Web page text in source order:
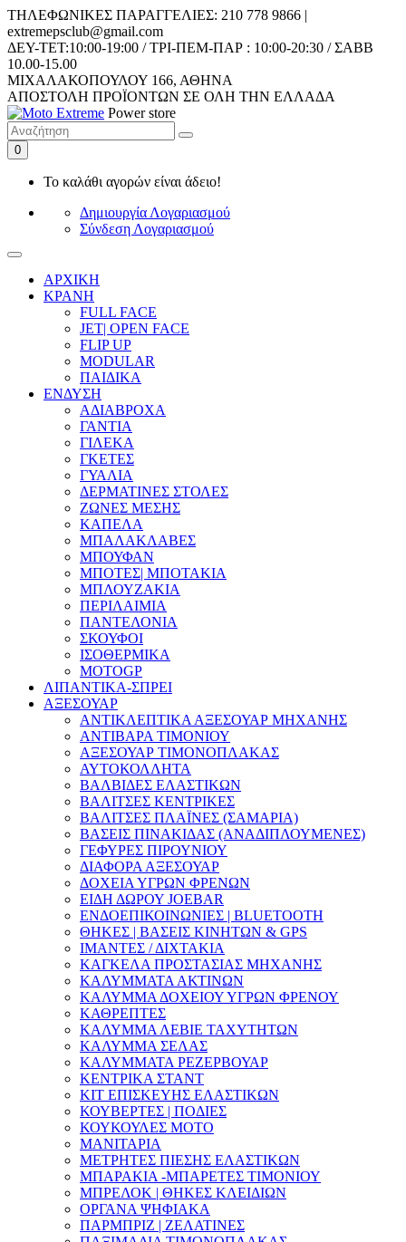
ΤΗΛΕΦΩΝΙΚΕΣ ΠΑΡΑΓΓΕΛΙΕΣ: 210 778 9866 |
extremepsclub@gmail.com
ΔEY-ΤET:10:00-19:00 / ΤΡΙ-ΠΕΜ-ΠΑΡ : 10:00-20:30 / ΣΑΒΒ
10.00-15.00
ΜΙΧΑΛΑΚΟΠΟΥΛΟΥ 166, ΑΘΗΝΑ
AΠΟΣΤΟΛΗ ΠΡΟΪΟΝΤΩΝ ΣΕ ΟΛΗ ΤΗΝ ΕΛΛΑΔΑ
Power store
0
Το καλάθι αγορών είναι άδειο!
Δημιουργία Λογαριασμού
Σύνδεση Λογαριασμού
ΑΡΧΙΚΗ
ΚΡΑΝΗ
FULL FACE
JET| OPEN FACE
FLIP UP
MODULAR
ΠΑΙΔΙΚΑ
ΕΝΔΥΣΗ
ΑΔΙΑΒΡΟΧΑ
ΓΑΝΤΙΑ
ΓΙΛΕΚΑ
ΓΚΕΤΕΣ
ΓΥΑΛΙΑ
ΔΕΡΜΑΤΙΝΕΣ ΣΤΟΛΕΣ
ΖΩΝΕΣ ΜΕΣΗΣ
ΚΑΠΕΛΑ
ΜΠΑΛΑΚΛΑΒΕΣ
ΜΠΟΥΦΑΝ
ΜΠΟΤΕΣ| ΜΠΟΤΑΚΙΑ
ΜΠΛΟΥΖΑΚΙΑ
ΠΕΡΙΛΑΙΜΙΑ
ΠΑΝΤΕΛΟΝΙΑ
ΣΚΟΥΦΟΙ
ΙΣΟΘΕΡΜΙΚΑ
MOTOGP
ΛΙΠΑΝΤΙΚΑ-ΣΠΡΕΙ
ΑΞΕΣΟΥΑΡ
ΑΝΤΙΚΛΕΠΤΙΚΑ ΑΞΕΣΟΥΑΡ ΜΗΧΑΝΗΣ
ΑΝΤΙΒΑΡΑ ΤΙΜΟΝΙΟΥ
ΑΞΕΣΟΥΑΡ ΤΙΜΟΝΟΠΛΑΚΑΣ
ΑΥΤΟΚΟΛΛΗΤΑ
ΒΑΛΒΙΔΕΣ ΕΛΑΣΤΙΚΩΝ
ΒΑΛΙΤΣΕΣ ΚΕΝΤΡΙΚΕΣ
ΒΑΛΙΤΣΕΣ ΠΛΑΪΝΕΣ (ΣΑΜΑΡΙΑ)
ΒΑΣΕΙΣ ΠΙΝΑΚΙΔΑΣ (ΑΝΑΔΙΠΛΟΥΜΕΝΕΣ)
ΓΕΦΥΡΕΣ ΠΙΡΟΥΝΙΟΥ
ΔΙΑΦΟΡΑ ΑΞΕΣΟΥΑΡ
ΔΟΧΕΙΑ ΥΓΡΩΝ ΦΡΕΝΩΝ
ΕΙΔΗ ΔΩΡΟΥ JOEBAR
ΕΝΔΟΕΠΙΚΟΙΝΩΝΙΕΣ | BLUETOOTH
ΘΗΚΕΣ | ΒΑΣΕΙΣ ΚΙΝΗΤΩΝ & GPS
ΙΜΑΝΤΕΣ / ΔΙΧΤΑΚΙΑ
ΚΑΓΚΕΛΑ ΠΡΟΣΤΑΣΙΑΣ ΜΗΧΑΝΗΣ
ΚΑΛΥΜΜΑΤΑ ΑΚΤΙΝΩΝ
ΚΑΛΥΜΜΑ ΔΟΧΕΙΟΥ ΥΓΡΩΝ ΦΡΕΝΟΥ
ΚΑΘΡΕΠΤΕΣ
ΚΑΛΥΜΜΑ ΛΕΒΙΕ ΤΑΧΥΤΗΤΩΝ
ΚΑΛΥΜΜΑ ΣΕΛΑΣ
ΚΑΛΥΜΜΑΤΑ ΡΕΖΕΡΒΟΥΑΡ
ΚΕΝΤΡΙΚΑ ΣΤΑΝΤ
ΚΙΤ ΕΠΙΣΚΕΥΗΣ ΕΛΑΣΤΙΚΩΝ
ΚΟΥΒΕΡΤΕΣ | ΠΟΔΙΕΣ
ΚΟΥΚΟΥΛΕΣ ΜΟΤΟ
ΜΑΝΙΤΑΡΙΑ
ΜΕΤΡΗΤΕΣ ΠΙΕΣΗΣ ΕΛΑΣΤΙΚΩΝ
ΜΠΑΡΑΚΙΑ -ΜΠΑΡΕΤΕΣ ΤΙΜΟΝΙΟΥ
ΜΠΡΕΛΟΚ | ΘΗΚΕΣ ΚΛΕΙΔΙΩΝ
ΟΡΓΑΝΑ ΨΗΦΙΑΚΑ
ΠΑΡΜΠΡΙΖ | ΖΕΛΑΤΙΝΕΣ